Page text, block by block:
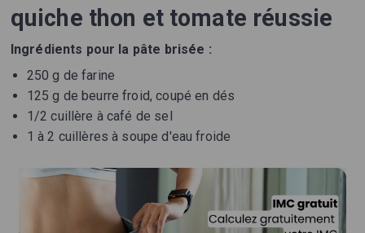
quiche thon et tomate réussie
Ingrédients pour la pâte brisée :
250 g de farine
125 g de beurre froid, coupé en dés
1/2 cuillère à café de sel
1 à 2 cuillères à soupe d'eau froide